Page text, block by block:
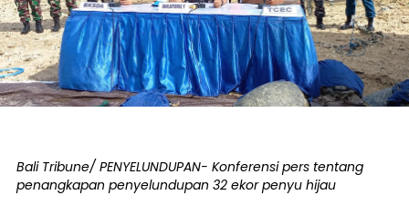
Bali Tribune/ PENYELUNDUPAN- Konferensi pers tentang
penangkapan penyelundupan 32 ekor penyu hijau